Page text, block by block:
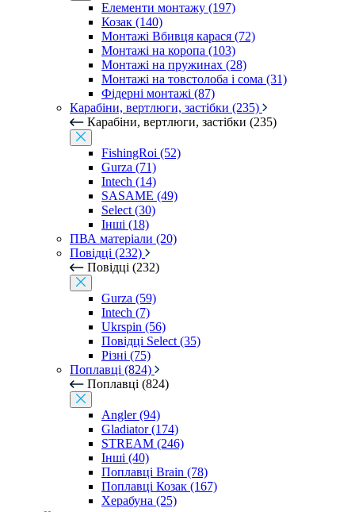
Елементи монтажу (197)
Козак (140)
Монтажі Вбивця карася (72)
Монтажі на коропа (103)
Монтажі на пружинах (28)
Монтажі на товстолоба і сома (31)
Фідерні монтажі (87)
Карабіни, вертлюги, застібки (235)
Карабіни, вертлюги, застібки (235)
FishingRoi (52)
Gurza (71)
Intech (14)
SASAME (49)
Select (30)
Інші (18)
ПВА матеріали (20)
Повідці (232)
Повідці (232)
Gurza (59)
Intech (7)
Ukrspin (56)
Повідці Select (35)
Різні (75)
Поплавці (824)
Поплавці (824)
Angler (94)
Gladiator (174)
STREAM (246)
Інші (40)
Поплавці Brain (78)
Поплавці Козак (167)
Херабуна (25)